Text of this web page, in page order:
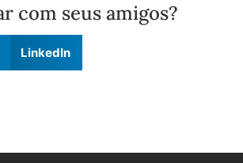
com seus amigos?
LinkedIn